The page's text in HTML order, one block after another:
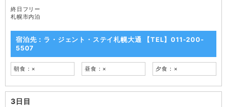
終日フリー
札幌市内泊
宿泊先：ラ・ジェント・ステイ札幌大通 【TEL】011-200-
5507
朝食：× 昼食：× 夕食：×
3日目